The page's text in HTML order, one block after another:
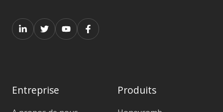
Entreprise Produits